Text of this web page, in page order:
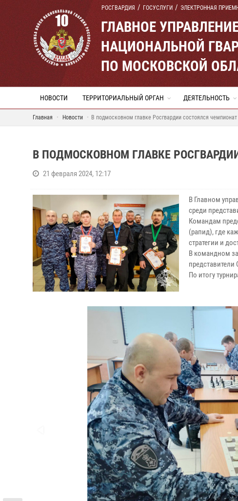
РОСГВАРДИЯ ГОСУСЛУГИ ЭЛЕКТРОННАЯ
ГЛАВНОЕ
НАЦИОНАЛЬНОЙ
ПО МОСКОВСКОЙ
НОВОСТИ ТЕРРИТОРИАЛЬНЫЙ ОРГАН ДЕЯТЕЛЬНОСТЬ
Главная Новости В подмосковном главке Росгвардии состоялся
В ПОДМОСКОВНОМ ГЛАВКЕ
21 февраля 2024, 12:17
В Главном
среди
Командам
(рапид), где
стратегии и
В командном
По итогу